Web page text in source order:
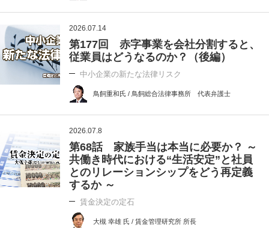
2026.07.14
第177回 赤字事業を会社分割すると、
従業員はどうなるのか？（後編）
中小企業の新たな法律リスク
鳥飼重和氏 / 鳥飼総合法律事務所 代表弁護士
2026.07.8
第68話 家族手当は本当に必要か？ ～
共働き時代における“生活安定”と社員
とのリレーションシップをどう再定義
するか ～
賃金決定の定石
大槻 幸雄 氏 / 賃金管理研究所 所長